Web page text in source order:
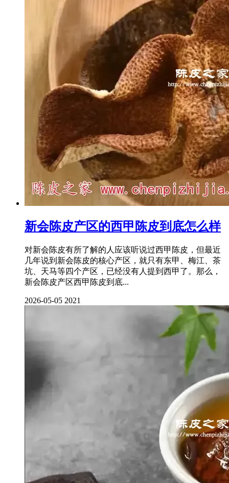
新会陈皮产区的西甲陈皮到底怎么样
对新会陈皮有所了解的人应该听说过西甲陈皮，但最近
几年说到新会陈皮的核心产区，就只有东甲、梅江、茶
坑、天马等四个产区，已经没有人提到西甲了。那么，
新会陈皮产区西甲陈皮到底...
2026-05-05 2021